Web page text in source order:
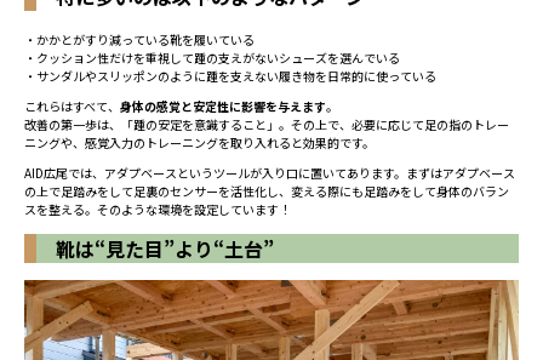
・かかとがすり減っている靴を履いている
・クッション性だけを重視して踵の支えがないシューズを選んでいる
・サンダルやスリッポンのように踵を支えない履き物を日常的に使っている
これらはすべて、 身体の感覚と安定性に影響を与えます。
改善の第一歩は、「踵の安定を意識すること」。その上で、必要に応じて足の指のトレー
ニングや、感覚入力のトレーニングを取り入れると効果的です。
AID広尾では、アダプベースというツールが入り口に置いてあります。まずはアダプベース
の上で足踏みをして足裏のセンサーを活性化し、変える際にも足踏みをして身体のバラン
スを整える。そのような環境を設定しています！
靴は“見た目”より“土台”